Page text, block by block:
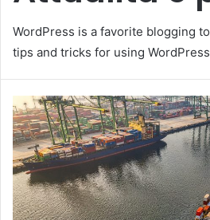
WordPress is a favorite blogging
tips and tricks for using